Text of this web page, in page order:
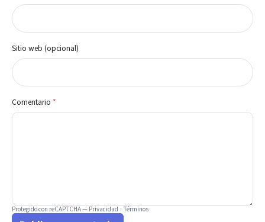
Sitio web (opcional)
Comentario *
Protegido con reCAPTCHA —Privacidad·Términos